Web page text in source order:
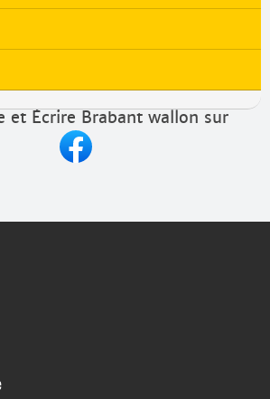
et Écrire Brabant wallon sur